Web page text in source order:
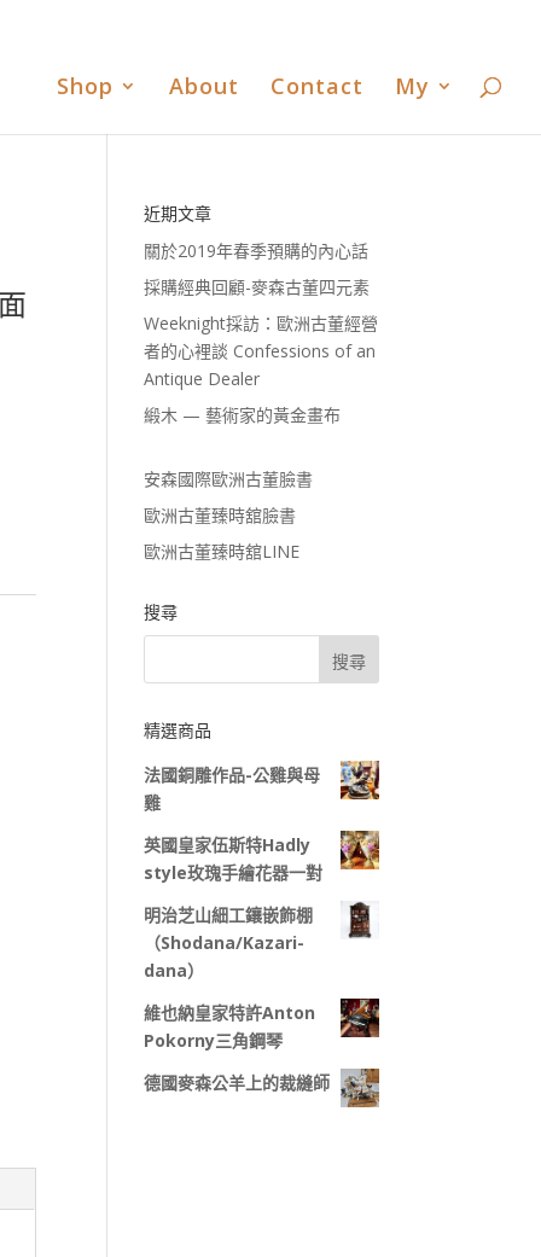
Shop About Contact My
近期文章
關於2019年春季預購的內心話
採購經典回顧-麥森古董四元素
Weeknight採訪：歐洲古董經營
者的心裡談 Confessions of an
Antique Dealer
緞木 — 藝術家的黃金畫布
安森國際歐洲古董臉書
歐洲古董臻時舘臉書
歐洲古董臻時舘LINE
搜尋
精選商品
法國銅雕作品-公雞與母
雞
英國皇家伍斯特Hadly
style玫瑰手繪花器一對
明治芝山細工鑲嵌飾棚
（Shodana/Kazari-
dana）
維也納皇家特許Anton
Pokorny三角鋼琴
德國麥森公羊上的裁縫師